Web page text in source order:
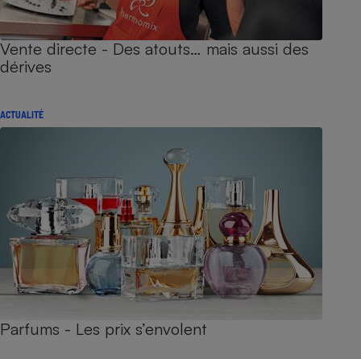
Vente directe - Des atouts… mais aussi des
dérives
ACTUALITÉ
Parfums - Les prix s’envolent